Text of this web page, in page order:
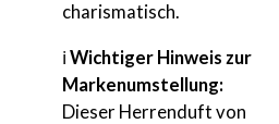
charismatisch.
ℹ️ Wichtiger Hinweis zur
Markenumstellung:
Dieser Herrenduft von